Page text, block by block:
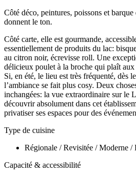
Côté déco, peintures, poissons et barque
donnent le ton.
Côté carte, elle est gourmande,
essentiellement de produits du lac:
au citron noir, écrevisse roll. Une
délicieux poulet à la broche qui plaît
Si, en été, le lieu est très fréquenté, dès
l’ambiance se fait plus cosy. Deux
inchangées: la vue extraordinaire sur le
découvrir absolument dans cet
privatiser ses espaces pour des
Type de cuisine
Régionale / Revisitée / Moderne /
Capacité & accessibilité